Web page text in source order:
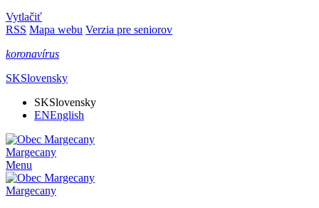
Vytlačiť
RSS Mapa webu Verzia pre seniorov
koronavírus
SKSlovensky
SKSlovensky
ENEnglish
Margecany
Menu
Margecany